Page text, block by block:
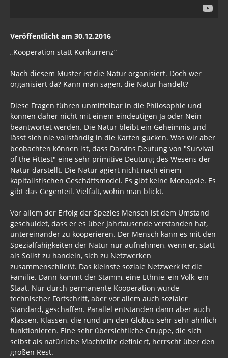
Veröffentlicht am 30.12.2016
„Kooperation statt Konkurrenz“
Nach diesem Muster ist die Natur organisiert. Doch wer
organisiert da? Kann man sagen, die Natur handelt?
Diese Fragen führen unmittelbar in die Philosophie und
können daher nicht mit einem eindeutigen Ja oder Nein
beantwortet werden. Die Natur bleibt ein Geheimnis und
lässt sich nie vollständig in die Karten gucken. Was wir aber
beobachten können ist, dass Darvins Deutung von "Survival
of the Fittest" eine sehr primitive Deutung des Wesens der
Natur darstellt. Die Natur agiert nicht nach einem
kapitalistischen Geschäftsmodel. Es gibt keine Monopole. Es
gibt das Gegenteil. Vielfalt, wohin man blickt.
Vor allem der Erfolg der Spezies Mensch ist dem Umstand
geschuldet, dass er es über Jahrtausende verstanden hat,
untereinander zu kooperieren. Der Mensch kann es mit den
Spezialfähigkeiten der Natur nur aufnehmen, wenn er, statt
als Solist zu handeln, sich zu Netzwerken
zusammenschließt. Das kleinste soziale Netzwerk ist die
Familie. Dann kommt der Stamm, eine Ethnie, ein Volk, ein
Staat. Nur durch permanente Kooperation wurde
technischer Fortschritt, aber vor allem auch sozialer
Standard, geschaffen. Parallel entstanden dann aber auch
Klassen. Klassen, die rund um den Globus sehr sehr ähnlich
funktionieren. Eine sehr übersichtliche Gruppe, die sich
selbst als natürliche Machtelite definiert, herrscht über den
großen Rest.